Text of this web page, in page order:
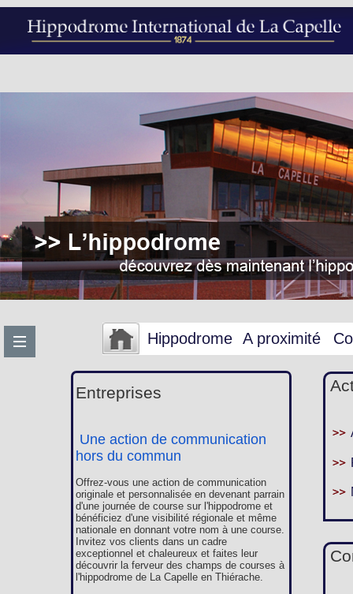
Hippodrome A proximité
Entreprises
Une action de communication
hors du commun
Offrez-vous une action de communication
originale et personnalisée en devenant parrain
d'une journée de course sur l'hippodrome et
bénéficiez d'une visibilité régionale et même
nationale en donnant votre nom à une course.
Invitez vos clients dans un cadre
exceptionnel et chaleureux et faites leur
découvrir la ferveur des champs de courses à
l'hippodrome de La Capelle en Thiérache.